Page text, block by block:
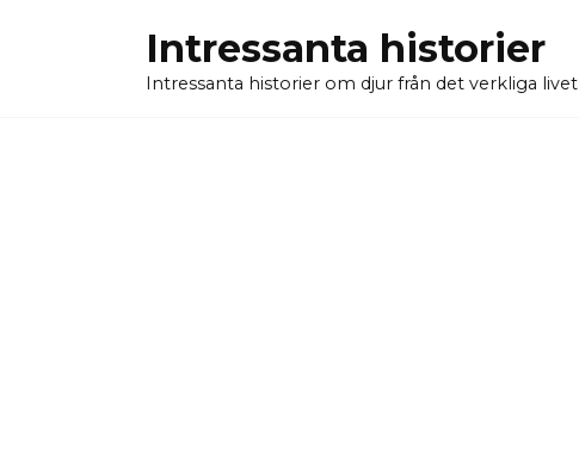
Intressanta historier
Intressanta historier om djur från det verkliga livet